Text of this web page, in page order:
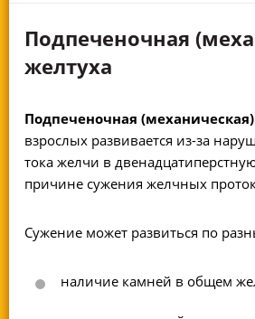
Подпеченочная
желтуха
Подпеченочная
взрослых развивается из-за
тока желчи в
причине сужения желчных
Сужение может развиться по
наличие камней в общем